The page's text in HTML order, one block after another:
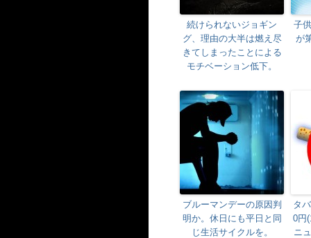
続けられないジョギン
グ、理由の大半は燃え尽
きてしまったことによる
モチベーション低下。
子
が
ブルーマンデーの原因判
明か。休日にも平日と同
じ生活サイクルを。
タ
0円
ニ